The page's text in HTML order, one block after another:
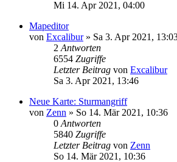
Mi 14. Apr 2021, 04:00
Mapeditor
von Excalibur» Sa 3. Apr 2021,
2 Antworten
6554 Zugriffe
Letzter Beitrag von Excalibur
Sa 3. Apr 2021, 13:46
Neue Karte: Sturmangriff
von Zenn » So 14. Mär 2021, 10:36
0 Antworten
5840 Zugriffe
Letzter Beitrag von Zenn
So 14. Mär 2021, 10:36